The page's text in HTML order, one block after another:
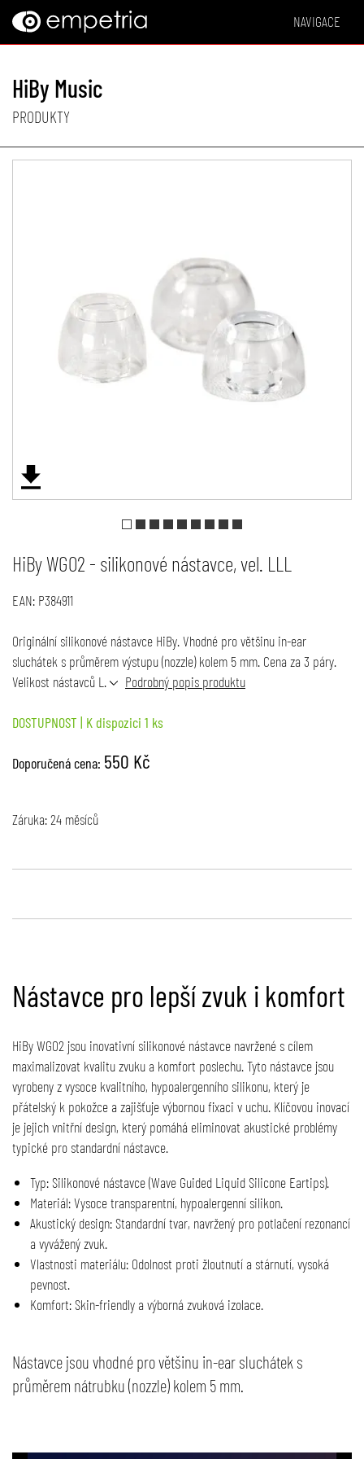
NAVIGACE
HiBy Music
PRODUKTY
HiBy WG02 - silikonové nástavce, vel. LLL
EAN:P384911
Originální silikonové nástavce HiBy. Vhodné pro většinu in-ear
sluchátek s průměrem výstupu (nozzle) kolem 5 mm. Cena za 3 páry.
Velikost nástavců L.
Podrobný popis produktu
DOSTUPNOST | K dispozici 1 ks
Doporučená cena: 550 Kč
Záruka: 24 měsíců
Nástavce pro lepší zvuk i komfort
HiBy WG02 jsou inovativní silikonové nástavce navržené s cílem
maximalizovat kvalitu zvuku a komfort poslechu. Tyto nástavce jsou
vyrobeny z vysoce kvalitního, hypoalergenního silikonu, který je
přátelský k pokožce a zajišťuje výbornou fixaci v uchu. Klíčovou inovací
je jejich vnitřní design, který pomáhá eliminovat akustické problémy
typické pro standardní nástavce.
Typ: Silikonové nástavce (Wave Guided Liquid Silicone Eartips).
Materiál: Vysoce transparentní, hypoalergenní silikon.
Akustický design: Standardní tvar, navržený pro potlačení rezonancí
a vyvážený zvuk.
Vlastnosti materiálu: Odolnost proti žloutnutí a stárnutí, vysoká
pevnost.
Komfort: Skin-friendly a výborná zvuková izolace.
Nástavce jsou vhodné pro většinu in-ear sluchátek s
průměrem nátrubku (nozzle) kolem 5 mm.